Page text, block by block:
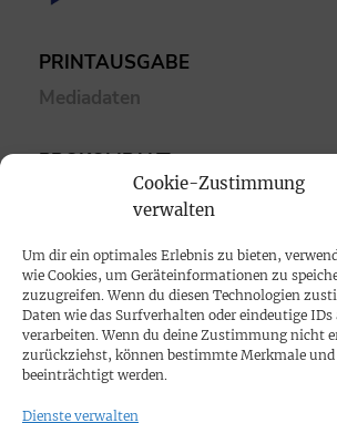
Cookie-Zustimmung
verwalten
Um dir ein optimales Erlebnis zu bieten,
wie Cookies, um Geräteinformationen zu
zuzugreifen. Wenn du diesen Technologien
Daten wie das Surfverhalten oder eindeutige IDs
verarbeiten. Wenn du deine Zustimmung nicht
zurückziehst, können bestimmte Merkmale
beeinträchtigt werden.
Dienste verwalten
PRINTAUSGABE
Mediadaten
PROKOMPAKT
Impressum
SPENDEN
Datenschutz
KONTAKT